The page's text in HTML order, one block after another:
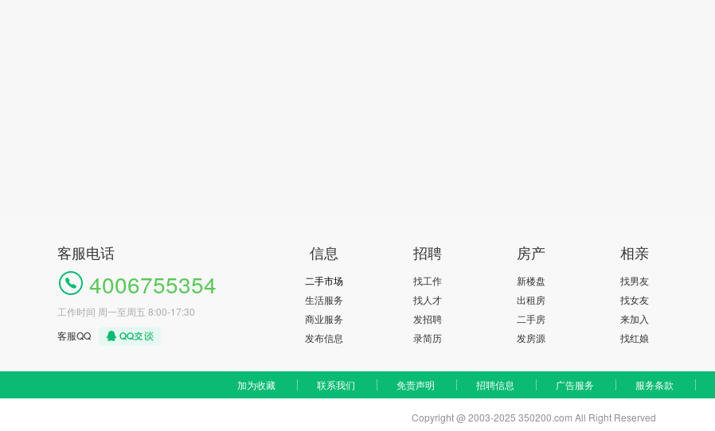
客服电话
4006755354
工作时间 周一至周五 8:00-17:30
客服QQ
信息
二手市场
生活服务
商业服务
发布信息
招聘
找工作
找人才
发招聘
录简历
房产
新楼盘
出租房
二手房
发房源
相亲
找男友
找女友
来加入
找红娘
加为收藏 联系我们 免责声明 招聘信息 广告服务 服务条款
Copyright @ 2003-2025 350200.com All Right Reserved